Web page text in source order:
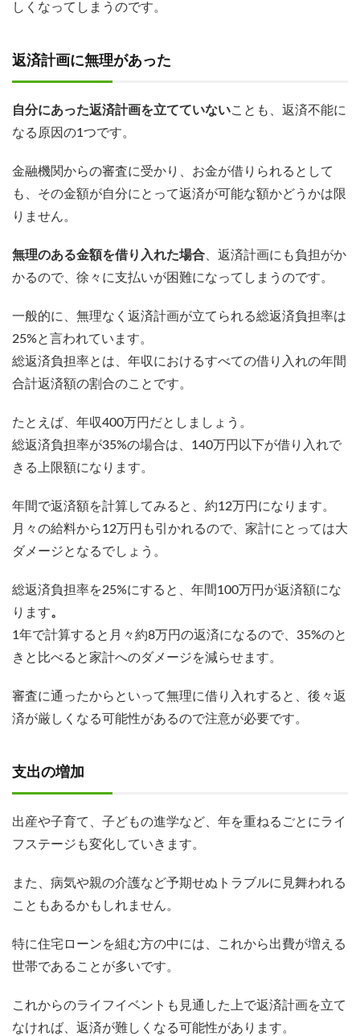
しくなってしまうのです。
返済計画に無理があった
自分にあった返済計画を立てていないことも、返済不能に
なる原因の1つです。
金融機関からの審査に受かり、お金が借りられるとして
も、その金額が自分にとって返済が可能な額かどうかは限
りません。
無理のある金額を借り入れた場合、返済計画にも負担がか
かるので、徐々に支払いが困難になってしまうのです。
一般的に、無理なく返済計画が立てられる総返済負担率は
25%と言われています。
総返済負担率とは、年収におけるすべての借り入れの年間
合計返済額の割合のことです。
たとえば、年収400万円だとしましょう。
総返済負担率が35%の場合は、140万円以下が借り入れで
きる上限額になります。
年間で返済額を計算してみると、約12万円になります。
月々の給料から12万円も引かれるので、家計にとっては大
ダメージとなるでしょう。
総返済負担率を25%にすると、年間100万円が返済額にな
ります。
1年で計算すると月々約8万円の返済になるので、35%のと
きと比べると家計へのダメージを減らせます。
審査に通ったからといって無理に借り入れすると、後々返
済が厳しくなる可能性があるので注意が必要です。
支出の増加
出産や子育て、子どもの進学など、年を重ねるごとにライ
フステージも変化していきます。
また、病気や親の介護など予期せぬトラブルに見舞われる
こともあるかもしれません。
特に住宅ローンを組む方の中には、これから出費が増える
世帯であることが多いです。
これからのライフイベントも見通した上で返済計画を立て
なければ、返済が難しくなる可能性があります。